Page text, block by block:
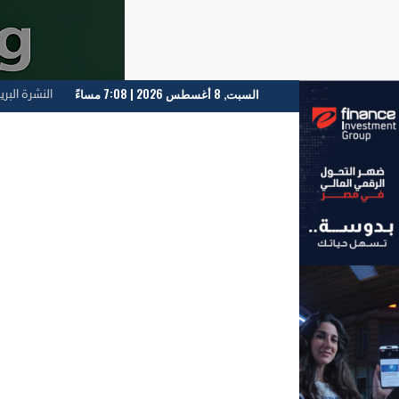
السبت, 8 أغسطس 2026 | 7:08 مساءً النشرة